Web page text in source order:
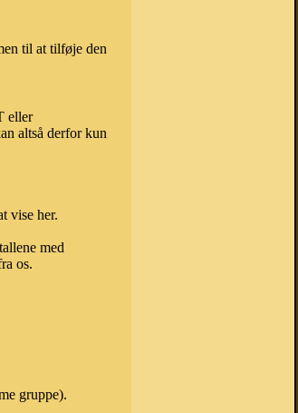
til at tilføje den
eller
altså derfor kun
vise her.
med
os.
gruppe).